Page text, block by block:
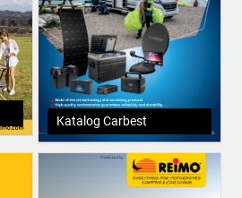
Katalog Carbest